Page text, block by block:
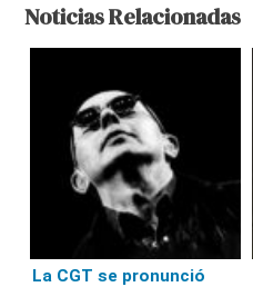
Noticias Relacionadas
La CGT se pronunció